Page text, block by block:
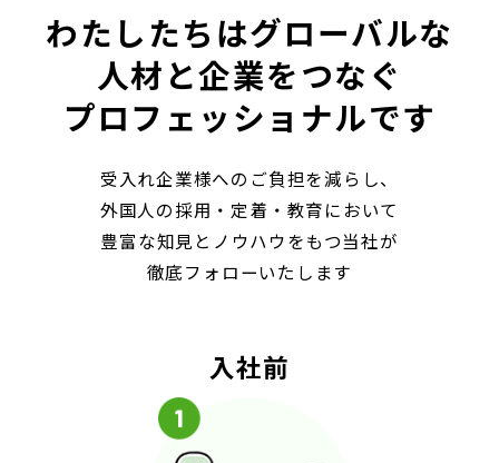
わたしたちはグローバルな
人材と企業をつなぐ
プロフェッショナルです
受入れ企業様へのご負担を減らし、
外国人の採用・定着・教育において
豊富な知見とノウハウをもつ当社が
徹底フォローいたします
入社前